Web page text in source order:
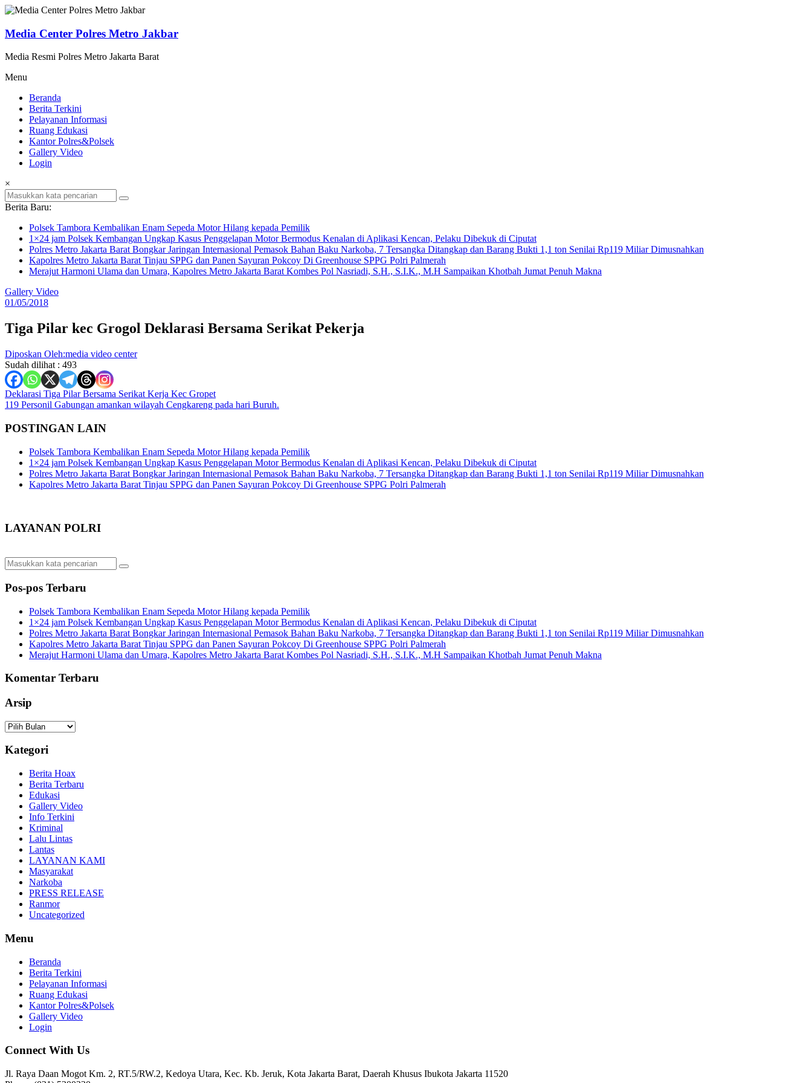
Lompat
konten
Media Center Polres Metro Jakbar
Media Resmi Polres Metro Jakarta Barat
Menu
Beranda
Berita Terkini
Pelayanan Informasi
Ruang Edukasi
Kantor Polres&Polsek
Gallery Video
Login
×
Berita Baru:
Polsek Tambora Kembalikan Enam Sepeda Motor Hilang kepada Pemilik
1×24 jam Polsek Kembangan Ungkap Kasus Penggelapan Motor Bermodus Kenalan di Aplikasi Kencan, Pelaku Dibekuk di Ciputat
Polres Metro Jakarta Barat Bongkar Jaringan Internasional Pemasok Bahan Baku Narkoba, 7 Tersangka Ditangkap dan Barang Bukti 1,1 ton Senilai Rp119 Miliar Dimusnahkan
Kapolres Metro Jakarta Barat Tinjau SPPG dan Panen Sayuran Pokcoy Di Greenhouse SPPG Polri Palmerah
Merajut Harmoni Ulama dan Umara, Kapolres Metro Jakarta Barat Kombes Pol Nasriadi, S.H., S.I.K., M.H Sampaikan Khotbah Jumat Penuh Makna
Gallery Video
01/05/2018
Tiga Pilar kec Grogol Deklarasi Bersama Serikat Pekerja
Diposkan Oleh:media video center
Sudah dilihat : 493
Navigasi
pos
Deklarasi Tiga Pilar Bersama Serikat Kerja Kec Gropet
119 Personil Gabungan amankan wilayah Cengkareng pada hari Buruh.
POSTINGAN LAIN
Polsek Tambora Kembalikan Enam Sepeda Motor Hilang kepada Pemilik
1×24 jam Polsek Kembangan Ungkap Kasus Penggelapan Motor Bermodus Kenalan di Aplikasi Kencan, Pelaku Dibekuk di Ciputat
Polres Metro Jakarta Barat Bongkar Jaringan Internasional Pemasok Bahan Baku Narkoba, 7 Tersangka Ditangkap dan Barang Bukti 1,1 ton Senilai Rp119 Miliar Dimusnahkan
Kapolres Metro Jakarta Barat Tinjau SPPG dan Panen Sayuran Pokcoy Di Greenhouse SPPG Polri Palmerah
LAYANAN POLRI
Pos-pos Terbaru
Polsek Tambora Kembalikan Enam Sepeda Motor Hilang kepada Pemilik
1×24 jam Polsek Kembangan Ungkap Kasus Penggelapan Motor Bermodus Kenalan di Aplikasi Kencan, Pelaku Dibekuk di Ciputat
Polres Metro Jakarta Barat Bongkar Jaringan Internasional Pemasok Bahan Baku Narkoba, 7 Tersangka Ditangkap dan Barang Bukti 1,1 ton Senilai Rp119 Miliar Dimusnahkan
Kapolres Metro Jakarta Barat Tinjau SPPG dan Panen Sayuran Pokcoy Di Greenhouse SPPG Polri Palmerah
Merajut Harmoni Ulama dan Umara, Kapolres Metro Jakarta Barat Kombes Pol Nasriadi, S.H., S.I.K., M.H Sampaikan Khotbah Jumat Penuh Makna
Komentar Terbaru
Arsip
Arsip
Kategori
Berita Hoax
Berita Terbaru
Edukasi
Gallery Video
Info Terkini
Kriminal
Lalu Lintas
Lantas
LAYANAN KAMI
Masyarakat
Narkoba
PRESS RELEASE
Ranmor
Uncategorized
Menu
Beranda
Berita Terkini
Pelayanan Informasi
Ruang Edukasi
Kantor Polres&Polsek
Gallery Video
Login
Connect With Us
Jl. Raya Daan Mogot Km. 2, RT.5/RW.2, Kedoya Utara, Kec. Kb. Jeruk, Kota Jakarta Barat, Daerah Khusus Ibukota Jakarta 11520